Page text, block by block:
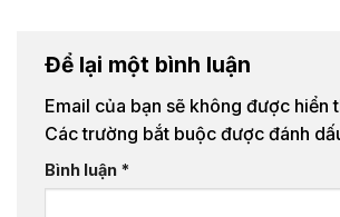
Để lại một bình luận
Email của bạn sẽ không được hiển
Các trường bắt buộc được đánh
Bình luận *